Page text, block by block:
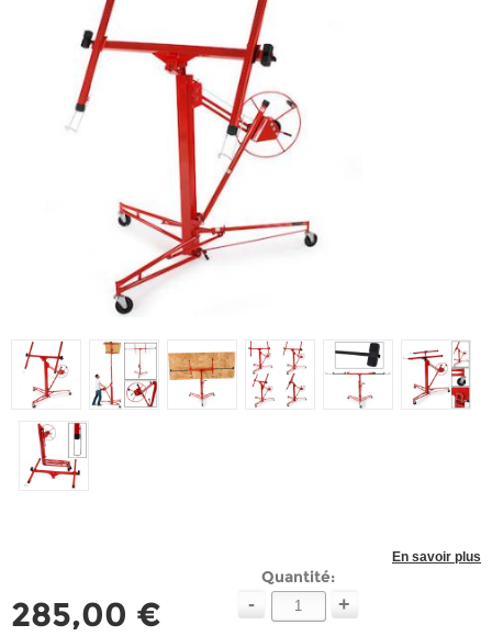
En savoir plus
285,00 €
Quantité:
- +